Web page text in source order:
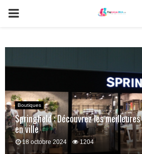
PRIMARY
Boutiques
Springfield : Découvrez les
en ville
18 octobre 2024 1204